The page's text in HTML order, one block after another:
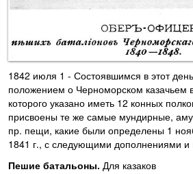
1842 июля 1 - Состоявшимся в этот
положением о Черноморском казачьем
которого указано иметь 12 конных
присвоены те же самые мундирные,
пр. пещи, какие были определены 1
1841 г., с следующими дополнениями
Пешие батальоны. Для казаков